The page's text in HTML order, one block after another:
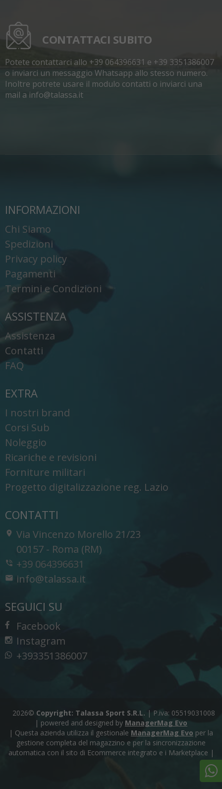
CONTATTACI SUBITO
Potete contattarci allo +39 064396631 e +39 3351386007
o inviarci un messaggio Whatsapp allo stesso numero.
Inoltre potrete usare il modulo contatti o inviarci una
mail a info@talassa.it
INFORMAZIONI
Chi Siamo
Spedizioni
Privacy policy
Pagamenti
Termini e Condizioni
ASSISTENZA
Assistenza
Contatti
FAQ
EXTRA
I nostri brand
Corsi Sub
Noleggio
Ricariche e revisioni
Forniture militari
Progetto digitalizzazione reg. Lazio
CONTATTI
Via Vincenzo Morello 21/23
-
00157 - Roma (RM)
+39 064396631
info@talassa.it
SEGUICI SU
Facebook
Instagram
+393351386007
2026© Copyright: Talassa Sport S.R.L. | P.iva: 05519031008
| powered and designed by ManagerMag Evo
| Questa azienda utilizza il gestionale ManagerMag Evo per la
gestione completa del magazzino e per la sincronizzazione
automatica con il sito di Ecommerce integrato e i Marketplace |